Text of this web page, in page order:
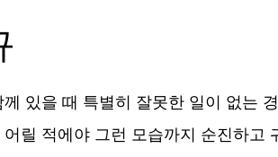
있을 때 특별히 잘못한 일이 없는
릴 적에야 그런 모습까지 순진하고